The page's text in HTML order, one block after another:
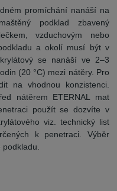
promíchání nanáší na
podklad zbavený
vzduchovým nebo
a okolí musí být v
se nanáší ve 2–3
(20 °C) mezi nátěry. Pro
na vhodnou konzistenci.
nátěrem ETERNAL mat
použít se dozvíte v
viz. technický list
k penetraci. Výběr